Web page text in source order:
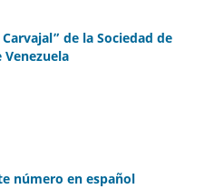
de la Sociedad de
número en español